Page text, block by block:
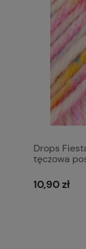
Drops
tęczowa
10,90 zł